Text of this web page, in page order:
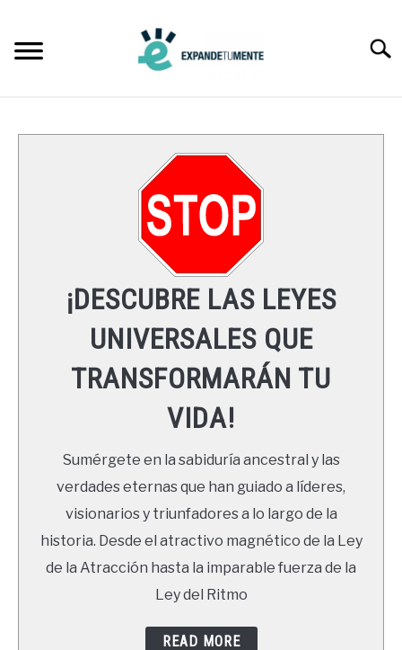
content
LEYES UNIVERSALES
RECURSOS
NEWSLETTER
¡DESCUBRE LAS LEYES
UNIVERSALES QUE
TRANSFORMARÁN TU
VIDA!
Sumérgete en la sabiduría ancestral y las
verdades eternas que han guiado a líderes,
visionarios y triunfadores a lo largo de la
historia. Desde el atractivo magnético de la Ley
de la Atracción hasta la imparable fuerza de la
Ley del Ritmo
READ MORE